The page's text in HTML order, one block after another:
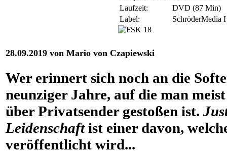
Laufzeit:
DVD (87 Min)
Label:
SchröderMedia
28.09.2019 von Mario von Czapiewski
Wer erinnert sich noch an die
neunziger Jahre, auf die man
über Privatsender gestoßen ist.
Leidenschaftist einer davon,
veröffentlicht wird...